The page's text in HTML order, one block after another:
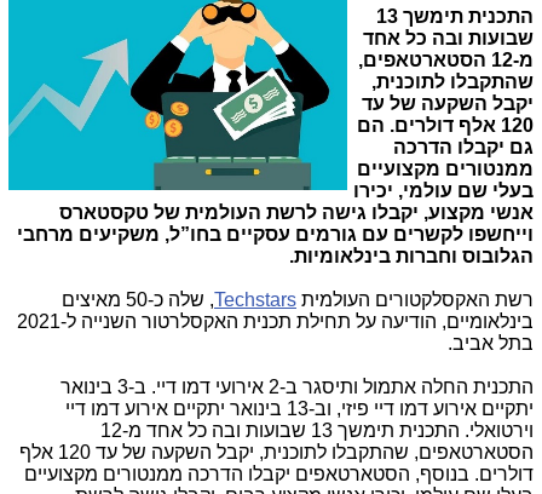
התכנית תימשך 13
שבועות ובה כל אחד
מ-12 הסטארטאפים,
שהתקבלו לתוכנית,
יקבל השקעה של עד
120 אלף דולרים. הם
גם יקבלו הדרכה
ממנטורים מקצועיים
בעלי שם עולמי, יכירו
אנשי מקצוע, יקבלו גישה לרשת העולמית של טקסטארס
וייחשפו לקשרים עם גורמים עסקיים בחו”ל, משקיעים מרחבי
הגלובוס וחברות בינלאומיות.
רשת האקסלקטורים העולמית Techstars
, שלה כ-50 מאיצים
בינלאומיים, הודיעה על תחילת תכנית האקסלרטור השנייה ל-2021
בתל אביב.
התכנית החלה אתמול ותיסגר ב-2 אירועי דמו דיי. ב-3 בינואר
יתקיים אירוע דמו דיי פיזי, וב-13 בינואר יתקיים אירוע דמו דיי
וירטואלי. התכנית תימשך 13 שבועות ובה כל אחד מ-12
הסטארטאפים, שהתקבלו לתוכנית, יקבל השקעה של עד 120 אלף
דולרים. בנוסף, הסטארטאפים יקבלו הדרכה ממנטורים מקצועיים